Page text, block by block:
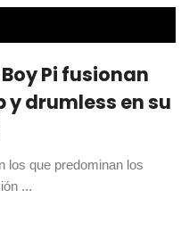
Pi fusionan
drumless en su
los que predominan los
...